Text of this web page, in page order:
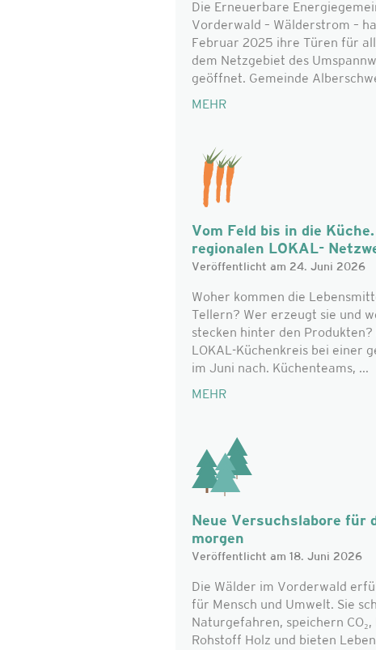
Die Erneuerbare
Vorderwald – Wälderstrom –
Februar 2025 ihre Türen für
dem Netzgebiet des
geöffnet. Gemeinde
MEHR
Vom Feld bis in die
regionalen LOKAL-
Veröffentlicht am 24. Juni 2026
Woher kommen die
Tellern? Wer erzeugt sie und
stecken hinter den
LOKAL-Küchenkreis bei einer
im Juni nach. Küchenteams, ...
MEHR
Neue Versuchslabore für
morgen
Veröffentlicht am 18. Juni 2026
Die Wälder im Vorderwald
für Mensch und Umwelt. Sie
Naturgefahren, speichern
Rohstoff Holz und bieten